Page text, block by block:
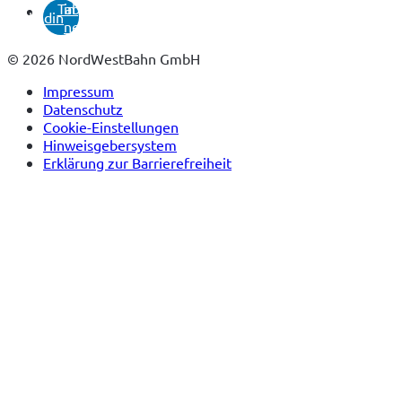
Tab)
linkedinin
neuem
© 2026 NordWestBahn GmbH
Impressum
Datenschutz
Cookie-Einstellungen
Hinweisgebersystem
Erklärung zur Barrierefreiheit